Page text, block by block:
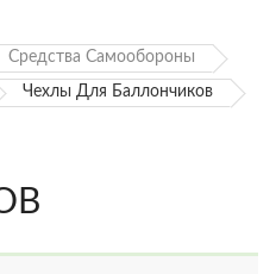
Средства Самообороны
Чехлы Для Баллончиков